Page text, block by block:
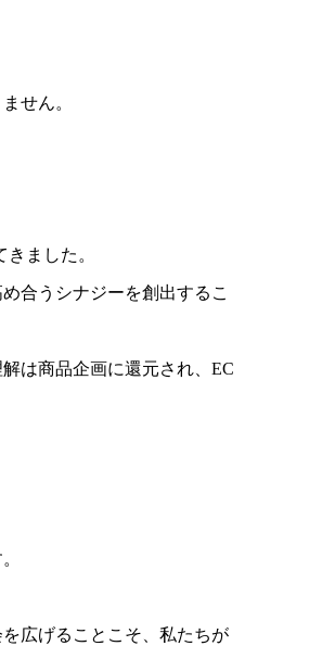
せん。
ました。
合うシナジーを創出するこ
は商品企画に還元され、EC
広げることこそ、私たちが